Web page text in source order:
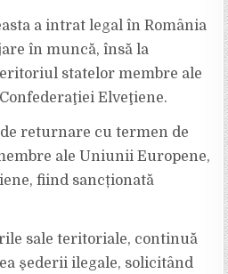
a intrat legal în România
în muncă, însă la
statelor membre ale
Elveţiene.
returnare cu termen de
ale Uniunii Europene,
fiind sancționată
sale teritoriale, continuă
şederii ilegale, solicitând